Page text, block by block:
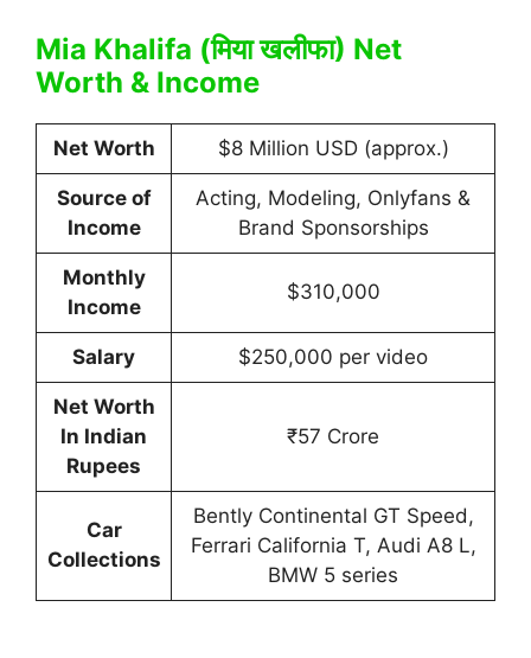
Mia Khalifa (मिया खलीफा) Net
Worth & Income
Net Worth $8 Million USD (approx.)
Source of
Income
Acting, Modeling, Onlyfans &
Brand Sponsorships
Monthly
Income
$310,000
Salary $250,000 per video
Net Worth
In Indian
Rupees
₹57 Crore
Car
Collections
Bently Continental GT Speed,
Ferrari California T, Audi A8 L,
BMW 5 series